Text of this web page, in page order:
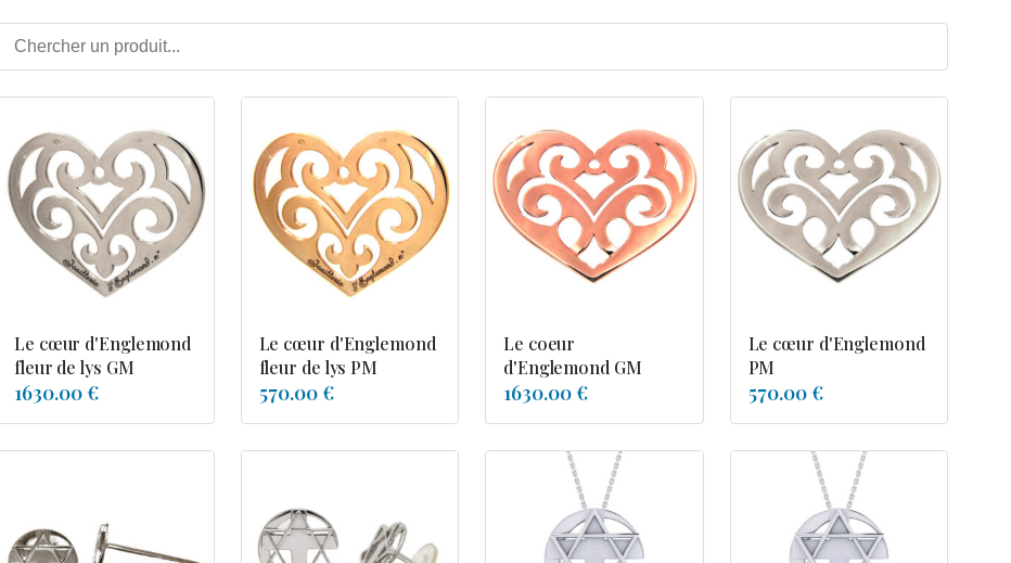
Le cœur d'Englemond
fleur de lys GM
1630.00 €
Le cœur d'Englemond
fleur de lys PM
570.00 €
Le coeur
d'Englemond GM
1630.00 €
Le cœur d'Englemond
PM
570.00 €